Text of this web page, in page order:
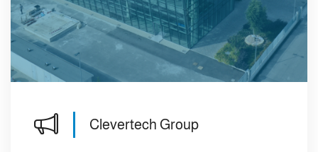
Clevertech Group